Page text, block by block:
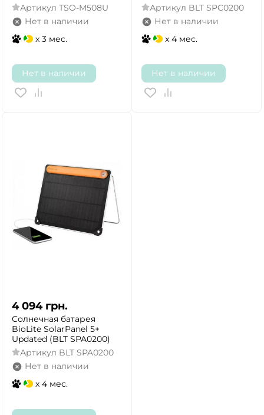
Артикул TSO-M508U
Нет в наличии
x 3 мес.
Нет в наличии
Артикул BLT SPC0200
Нет в наличии
x 4 мес.
Нет в наличии
4 094 грн.
Солнечная батарея
BioLite SolarPanel 5+
Updated (BLT SPA0200)
Артикул BLT SPA0200
Нет в наличии
x 4 мес.